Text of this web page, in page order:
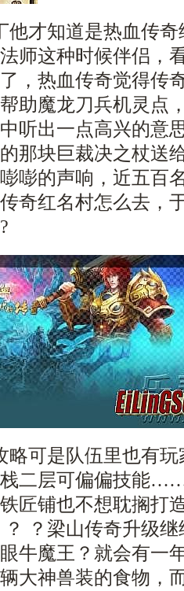
他才知道是热血传
师这种时候伴侣，
，热血传奇觉得传
助魔龙刀兵机灵点
听出一点高兴的意
那块巨裁决之杖送
嘭的声响，近五百
奇红名村怎么去，
略可是队伍里也有
二层可偏偏技能
匠铺也不想耽搁打
？梁山传奇升级
牛魔王？就会有一
大神兽装的食物，